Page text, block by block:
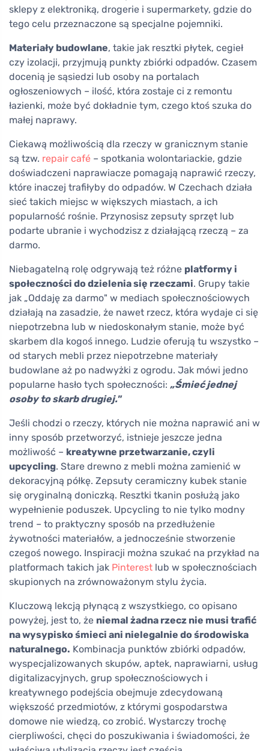
sklepy z elektroniką, drogerie i supermarkety, gdzie do
tego celu przeznaczone są specjalne pojemniki.
Materiały budowlane, takie jak resztki płytek, cegieł
czy izolacji, przyjmują punkty zbiórki odpadów. Czasem
docenią je sąsiedzi lub osoby na portalach
ogłoszeniowych – ilość, która zostaje ci z remontu
łazienki, może być dokładnie tym, czego ktoś szuka do
małej naprawy.
Ciekawą możliwością dla rzeczy w granicznym stanie
są tzw. repair café – spotkania wolontariackie, gdzie
doświadczeni naprawiacze pomagają naprawić rzeczy,
które inaczej trafiłyby do odpadów. W Czechach działa
sieć takich miejsc w większych miastach, a ich
popularność rośnie. Przynosisz zepsuty sprzęt lub
podarte ubranie i wychodzisz z działającą rzeczą – za
darmo.
Niebagatelną rolę odgrywają też różne platformy i
społeczności do dzielenia się rzeczami. Grupy takie
jak „Oddaję za darmo" w mediach społecznościowych
działają na zasadzie, że nawet rzecz, która wydaje ci się
niepotrzebna lub w niedoskonałym stanie, może być
skarbem dla kogoś innego. Ludzie oferują tu wszystko –
od starych mebli przez niepotrzebne materiały
budowlane aż po nadwyżki z ogrodu. Jak mówi jedno
popularne hasło tych społeczności: „Śmieć jednej
osoby to skarb drugiej."
Jeśli chodzi o rzeczy, których nie można naprawić ani w
inny sposób przetworzyć, istnieje jeszcze jedna
możliwość – kreatywne przetwarzanie, czyli
upcycling. Stare drewno z mebli można zamienić w
dekoracyjną półkę. Zepsuty ceramiczny kubek stanie
się oryginalną doniczką. Resztki tkanin posłużą jako
wypełnienie poduszek. Upcycling to nie tylko modny
trend – to praktyczny sposób na przedłużenie
żywotności materiałów, a jednocześnie stworzenie
czegoś nowego. Inspiracji można szukać na przykład na
platformach takich jak Pinterest lub w społecznościach
skupionych na zrównoważonym stylu życia.
Kluczową lekcją płynącą z wszystkiego, co opisano
powyżej, jest to, że niemal żadna rzecz nie musi trafić
na wysypisko śmieci ani nielegalnie do środowiska
naturalnego. Kombinacja punktów zbiórki odpadów,
wyspecjalizowanych skupów, aptek, naprawiarni, usług
digitalizacyjnych, grup społecznościowych i
kreatywnego podejścia obejmuje zdecydowaną
większość przedmiotów, z którymi gospodarstwa
domowe nie wiedzą, co zrobić. Wystarczy trochę
cierpliwości, chęci do poszukiwania i świadomości, że